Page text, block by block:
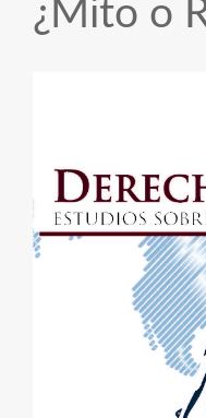
¿Mito o
del
artículo